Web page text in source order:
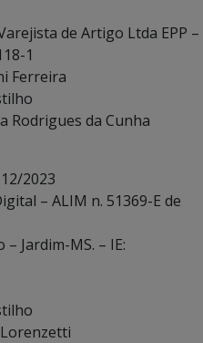
de Artigo Ltda EPP –
1
Ferreira
Rodrigues da Cunha
2023
– ALIM n. 51369-E de
Jardim-MS. – IE: